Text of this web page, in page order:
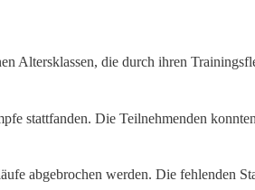
Altersklassen, die durch ihren
stattfanden. Die Teilnehmenden
abgebrochen werden. Die fehlenden